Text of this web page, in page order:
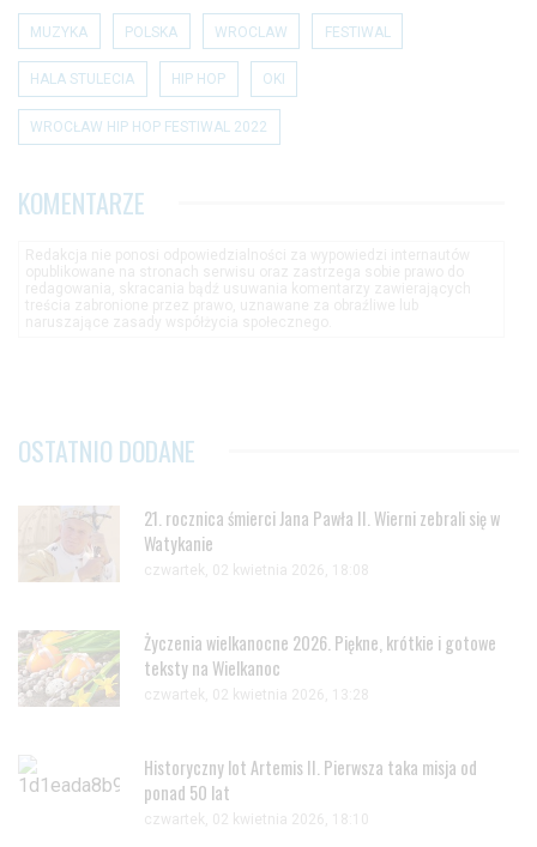
MUZYKA POLSKA WROCLAW FESTIWAL
HALA STULECIA HIP HOP OKI
WROCŁAW HIP HOP FESTIWAL 2022
KOMENTARZE
OSTATNIO DODANE
21. rocznica śmierci Jana Pawła II. Wierni zebrali się w
Watykanie
czwartek, 02 kwietnia 2026, 18:08
Życzenia wielkanocne 2026. Piękne, krótkie i gotowe
teksty na Wielkanoc
czwartek, 02 kwietnia 2026, 13:28
Historyczny lot Artemis II. Pierwsza taka misja od
ponad 50 lat
czwartek, 02 kwietnia 2026, 18:10